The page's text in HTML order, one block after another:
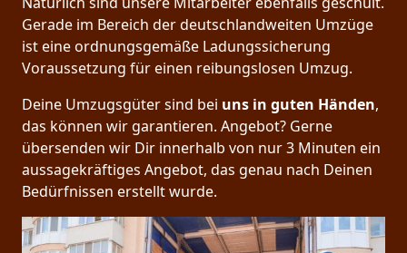
Gerade im Bereich der deutschlandweiten Umzüge
ist eine ordnungsgemäße Ladungssicherung
Voraussetzung für einen reibungslosen Umzug.
Deine Umzugsgüter sind bei uns in guten Händen,
das können wir garantieren. Angebot? Gerne
übersenden wir Dir innerhalb von nur 3 Minuten ein
aussagekräftiges Angebot, das genau nach Deinen
Bedürfnissen erstellt wurde.